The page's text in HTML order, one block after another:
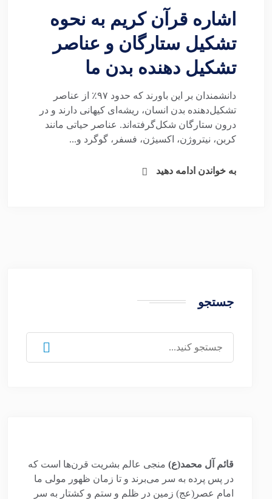
اشاره قرآن کریم به نحوه
تشکیل ستارگان و عناصر
تشکیل دهنده بدن ما
دانشمندان بر این باورند که حدود ۹۷٪ از عناصر
تشکیل‌دهنده بدن انسان، ریشه‌ای کیهانی دارند و در
درون ستارگان شکل‌گرفته‌اند. عناصر حیاتی مانند
کربن، نیتروژن، اکسیژن، فسفر، گوگرد و...
به خواندن ادامه دهید
جستجو
برای:
قائم آل محمد(ع) منجی عالم بشریت قرن‌ها است که
در پس پرده به سر می‌برند و تا زمان ظهور مولی ما
امام عصر(عج) زمین در ظلم و ستم و کشتار به سر